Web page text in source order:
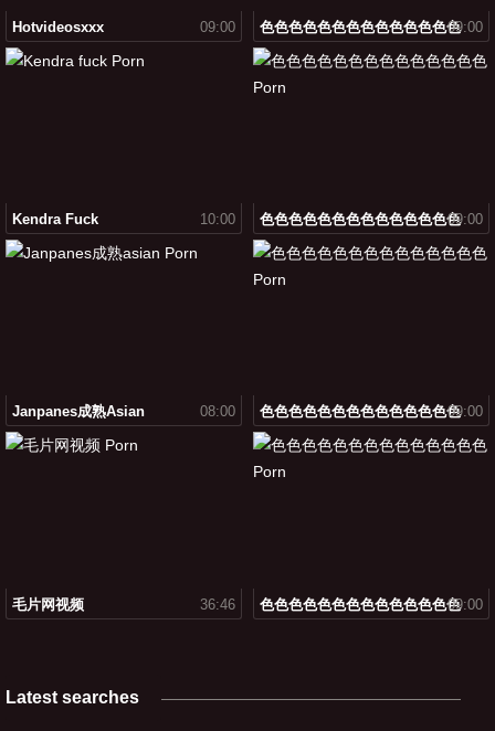
Hotvideosxxx 09:00 色色色色色色色色色色色色色色09:00
Kendra Fuck 10:00 色色色色色色色色色色色色色色09:00
Janpanes成熟asian 08:00 色色色色色色色色色色色色色色09:00
毛片网视频 36:46 色色色色色色色色色色色色色色09:00
Latest searches